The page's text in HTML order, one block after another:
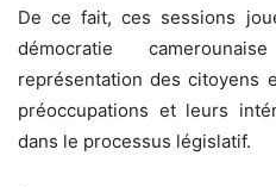
De ce fait, ces sessions
démocratie
représentation des citoyens
préoccupations et leurs
dans le processus législatif.